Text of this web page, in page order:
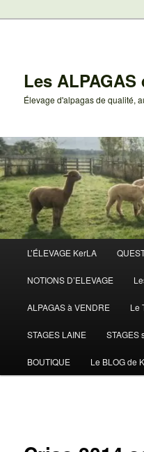
Les ALPAGAS
Élevage d'alpagas de qualité,
principal
L’ÉLEVAGE KerLA
NOTIONS D’ELEVAGE
ALPAGAS à VENDRE Le
STAGES LAINE STAGES
BOUTIQUE Le BLOG de